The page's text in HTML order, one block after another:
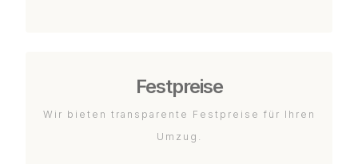
Festpreise
Wir bieten transparente Festpreise für Ihren
Umzug.